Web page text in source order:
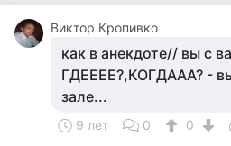
Виктор Кропивко
как в анекдоте// вы с
ГДЕЕЕЕ?,КОГДААА? -
зале...
9 лет 0 0